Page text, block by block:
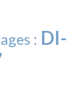
: DI-